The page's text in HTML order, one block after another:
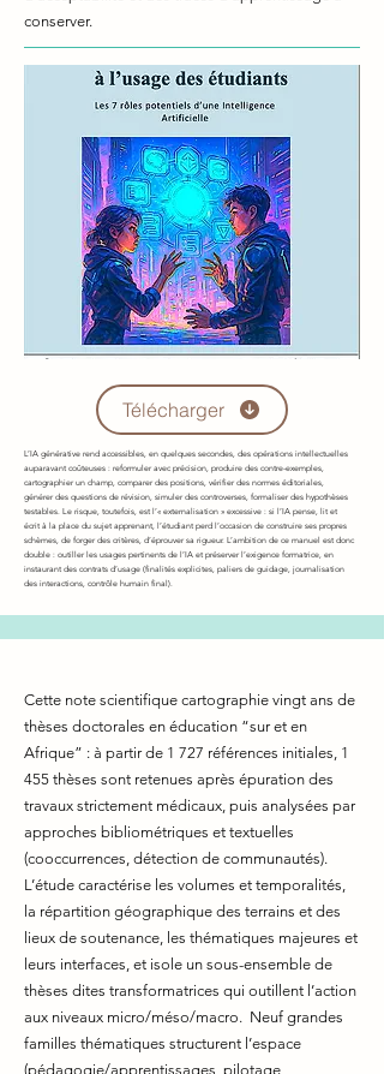
conserver.
Télécharger
L’IA générative rend accessibles, en quelques secondes, des opérations intellectuelles
auparavant coûteuses : reformuler avec précision, produire des contre-exemples,
cartographier un champ, comparer des positions, vérifier des normes éditoriales,
générer des questions de révision, simuler des controverses, formaliser des hypothèses
testables. Le risque, toutefois, est l’« externalisation » excessive : si l’IA pense, lit et
écrit à la place du sujet apprenant, l’étudiant perd l’occasion de construire ses propres
schèmes, de forger des critères, d’éprouver sa rigueur. L’ambition de ce manuel est donc
double : outiller les usages pertinents de l’IA et préserver l’exigence formatrice, en
instaurant des contrats d’usage (finalités explicites, paliers de guidage, journalisation
des interactions, contrôle humain final).
Cette note scientifique cartographie vingt ans de
thèses doctorales en éducation “sur et en
Afrique” : à partir de 1 727 références initiales, 1
455 thèses sont retenues après épuration des
travaux strictement médicaux, puis analysées par
approches bibliométriques et textuelles
(cooccurrences, détection de communautés).
L’étude caractérise les volumes et temporalités,
la répartition géographique des terrains et des
lieux de soutenance, les thématiques majeures et
leurs interfaces, et isole un sous-ensemble de
thèses dites transformatrices qui outillent l’action
aux niveaux micro/méso/macro. Neuf grandes
familles thématiques structurent l’espace
(pédagogie/apprentissages, pilotage,